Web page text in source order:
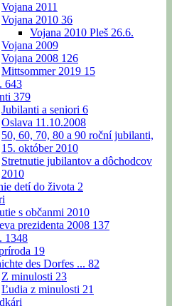
Vojana 2011
Vojana 2010 36
Vojana 2010 Pleš 26.6.
Vojana 2009
Vojana 2008 126
Mittsommer 2019 15
643
379
Jubilanti a seniori 6
Oslava 11.10.2008
50, 60, 70, 80 a 90 roční jubilanti,
15. október 2010
Stretnutie jubilantov a dôchodcov
2010
detí do života 2
s občanmi 2010
prezidenta 2008 137
1348
19
des Dorfes ... 82
Z minulosti 23
Ľudia z minulosti 21